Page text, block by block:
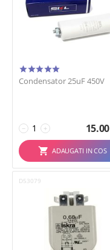
Condensator 25uF 450V
+
− 15.00
ADAUGATI IN COS
D53079